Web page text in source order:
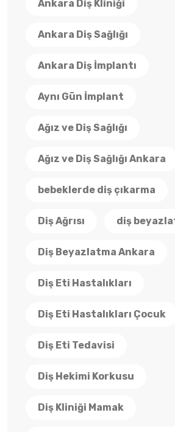
Ankara Diş Kliniği
Ankara Diş Sağlığı
Ankara Diş İmplantı
Aynı Gün İmplant
Ağız ve Diş Sağlığı
Ağız ve Diş Sağlığı Ankara
bebeklerde diş çıkarma
Diş Ağrısı diş
Diş Beyazlatma Ankara
Diş Eti Hastalıkları
Diş Eti Hastalıkları Çocuk
Diş Eti Tedavisi
Diş Hekimi Korkusu
Diş Kliniği Mamak